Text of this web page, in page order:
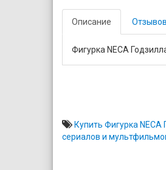
Описание
Фигурка NECA
Купить Фигурка
сериалов и